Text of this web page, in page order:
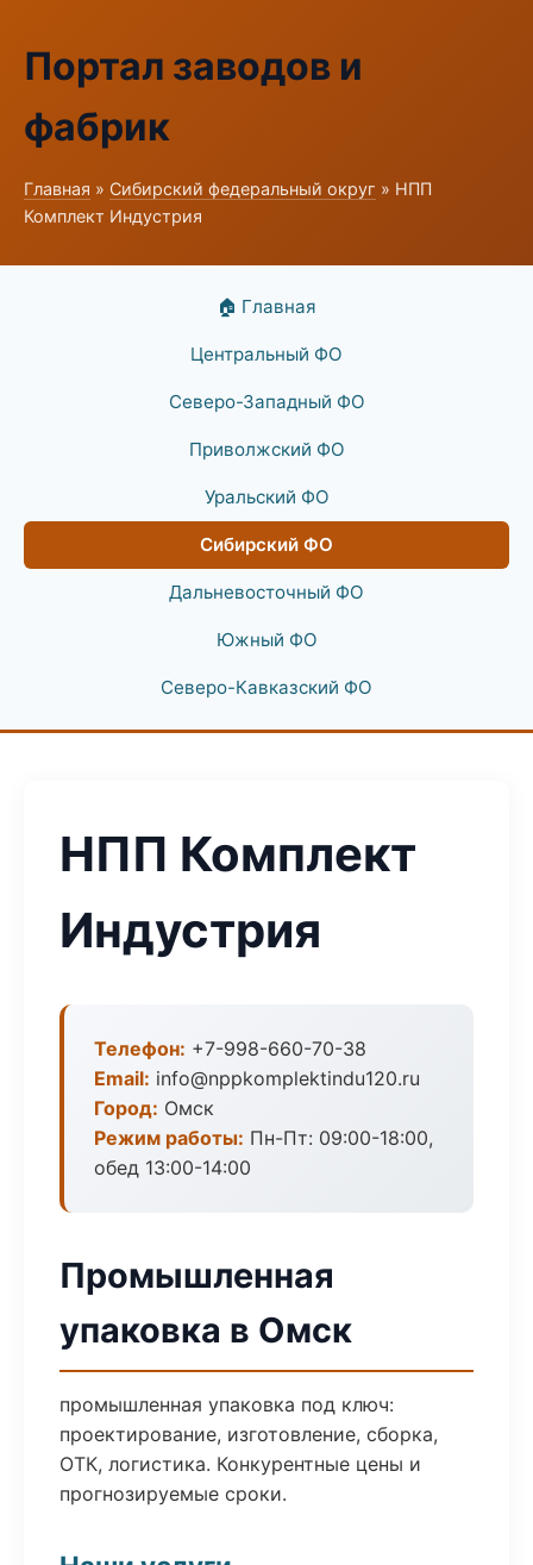
Портал заводов и
фабрик
Главная » Сибирский федеральный округ » НПП
Комплект Индустрия
🏠 Главная
Центральный ФО
Северо-Западный ФО
Приволжский ФО
Уральский ФО
Сибирский ФО
Дальневосточный ФО
Южный ФО
Северо-Кавказский ФО
НПП Комплект
Индустрия
Телефон: +7-998-660-70-38
Email: info@nppkomplektindu120.ru
Город: Омск
Режим работы: Пн-Пт: 09:00-18:00,
обед 13:00-14:00
Промышленная
упаковка в Омск
промышленная упаковка под ключ:
проектирование, изготовление, сборка,
ОТК, логистика. Конкурентные цены и
прогнозируемые сроки.